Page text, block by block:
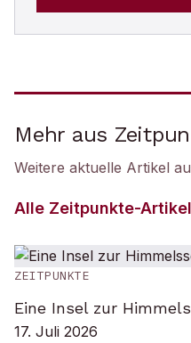
Mehr aus
Weitere aktuelle Artikel
Alle Zeitpunkte-Artikel
ZEITPUNKTE
Eine Insel zur
17. Juli 2026